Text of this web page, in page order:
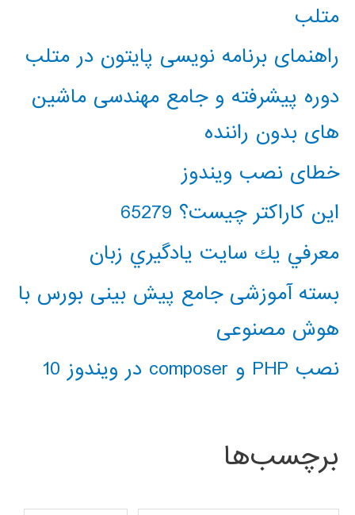
متلب
راهنمای برنامه نویسی پایتون در متلب
دوره پیشرفته و جامع مهندسی ماشین
های بدون راننده
خطای نصب ویندوز
این کاراکتر چیست؟ 65279
معرفي يك سايت يادگيري زبان
بسته آموزشی جامع پیش بینی بورس با
هوش مصنوعی
نصب PHP و composer در ویندوز 10
برچسب‌ها